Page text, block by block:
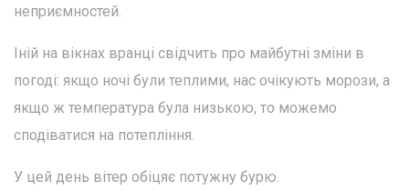
неприємностей.
Іній на вікнах вранці свідчить про майбутні зміни в
погоді: якщо ночі були теплими, нас очікують морози, а
якщо ж температура була низькою, то можемо
сподіватися на потепління.
У цей день вітер обіцяє потужну бурю.